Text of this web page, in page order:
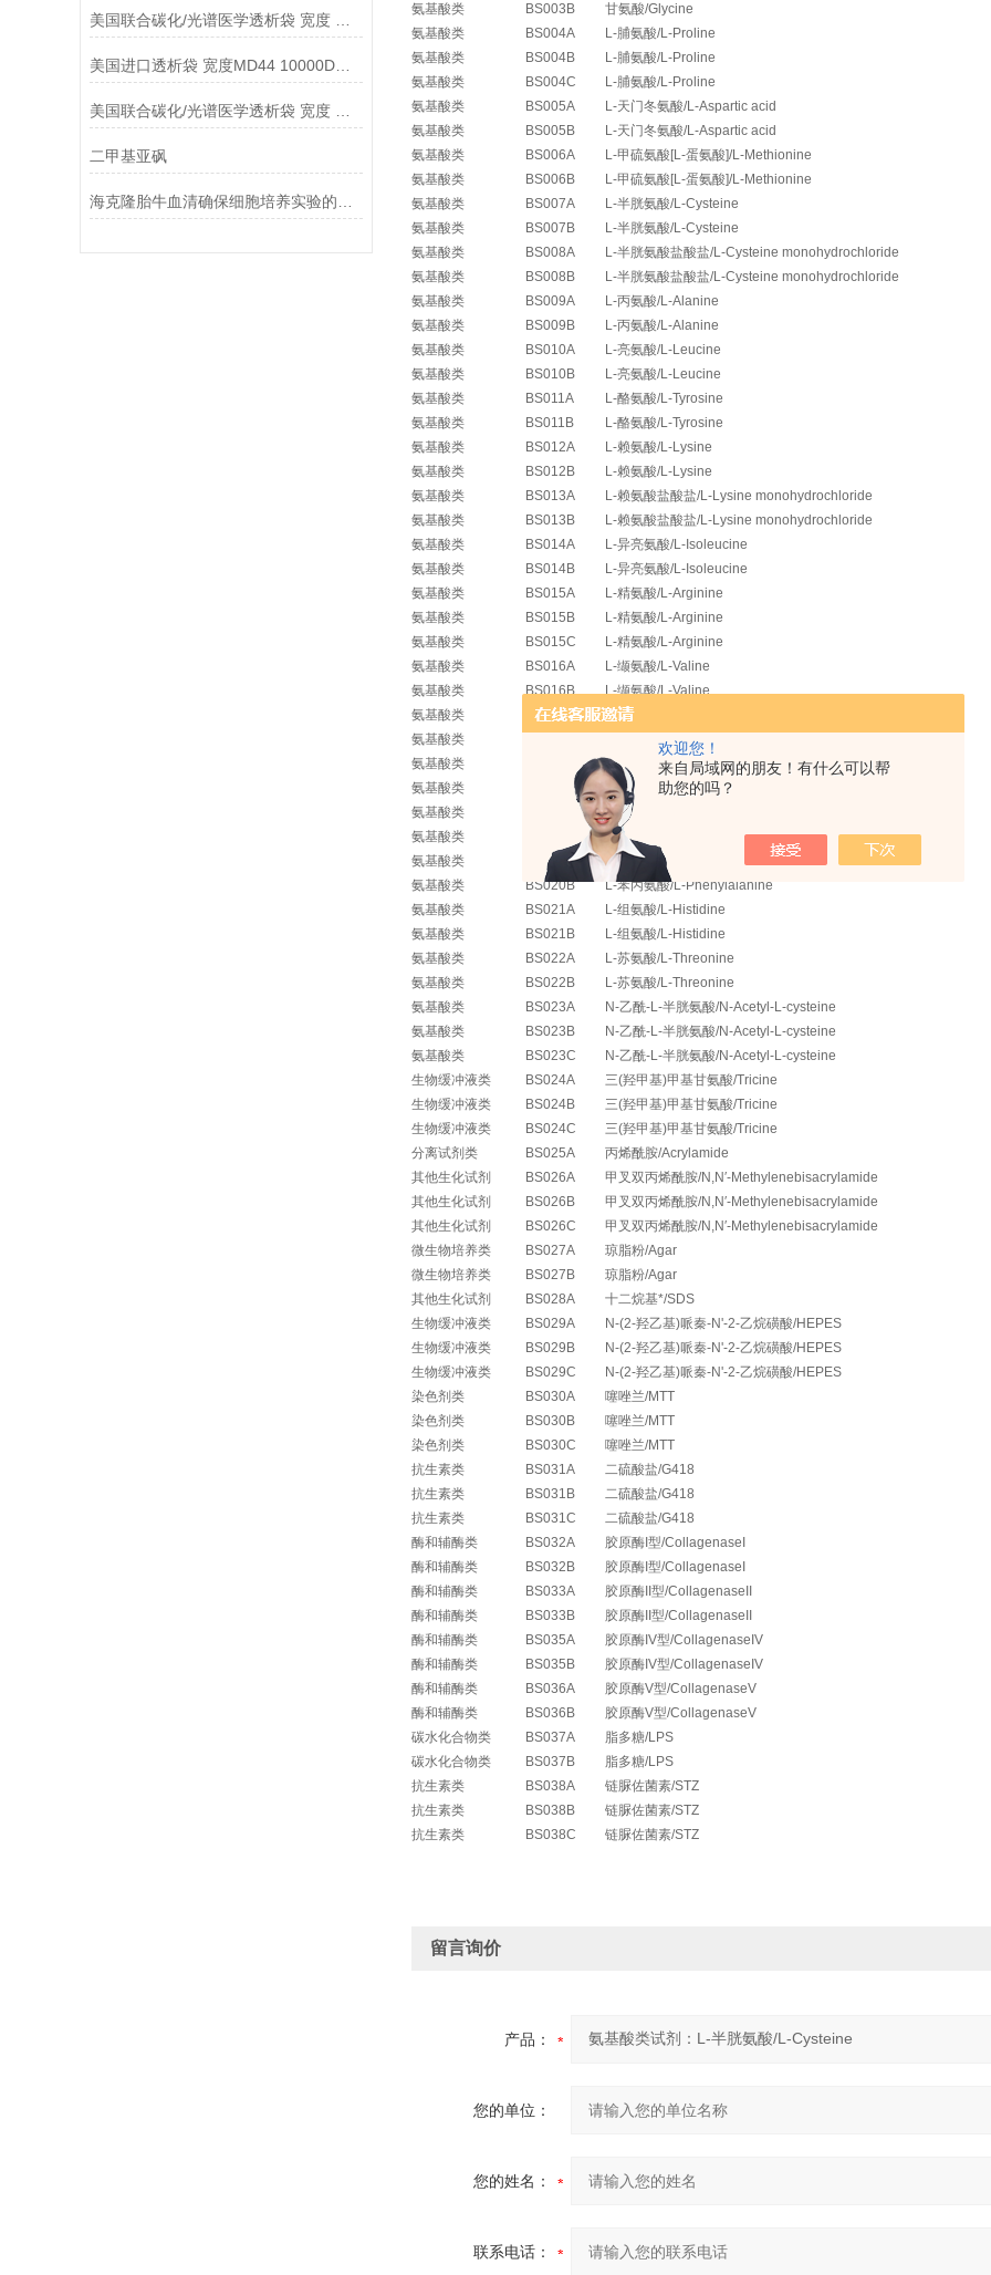
欢迎您！
来自局域网的朋友！有什么可以帮
助您的吗？
美国进口透析袋 宽度MD44 10000D分子量5.0米/卷 238元
二甲基亚砜
氨基酸类
BS003B 甘氨酸/Glycine
氨基酸类
BS004A L-脯氨酸/L-Proline
氨基酸类
BS004B L-脯氨酸/L-Proline
氨基酸类
BS004C L-脯氨酸/L-Proline
氨基酸类
BS005A L-天门冬氨酸/L-Aspartic acid
氨基酸类
BS005B L-天门冬氨酸/L-Aspartic acid
氨基酸类
BS006A L-甲硫氨酸[L-蛋氨酸]/L-Methionine
氨基酸类
BS006B L-甲硫氨酸[L-蛋氨酸]/L-Methionine
氨基酸类
BS007A L-半胱氨酸/L-Cysteine
氨基酸类
BS007B L-半胱氨酸/L-Cysteine
氨基酸类
BS008A L-半胱氨酸盐酸盐/L-Cysteine monohydrochloride
氨基酸类
BS008B L-半胱氨酸盐酸盐/L-Cysteine monohydrochloride
氨基酸类
BS009A L-丙氨酸/L-Alanine
氨基酸类
BS009B L-丙氨酸/L-Alanine
氨基酸类
BS010A L-亮氨酸/L-Leucine
氨基酸类
BS010B L-亮氨酸/L-Leucine
氨基酸类
BS011A L-酪氨酸/L-Tyrosine
氨基酸类
BS011B L-酪氨酸/L-Tyrosine
氨基酸类
BS012A L-赖氨酸/L-Lysine
氨基酸类
BS012B L-赖氨酸/L-Lysine
氨基酸类
BS013A L-赖氨酸盐酸盐/L-Lysine monohydrochloride
氨基酸类
BS013B L-赖氨酸盐酸盐/L-Lysine monohydrochloride
氨基酸类
BS014A L-异亮氨酸/L-Isoleucine
氨基酸类
BS014B L-异亮氨酸/L-Isoleucine
氨基酸类
BS015A L-精氨酸/L-Arginine
氨基酸类
BS015B L-精氨酸/L-Arginine
氨基酸类
BS015C L-精氨酸/L-Arginine
氨基酸类
BS016A L-缬氨酸/L-Valine
氨基酸类
BS016B L-缬氨酸/L-Valine
氨基酸类
BS017A L-丝氨酸/L-Serine
氨基酸类
L-丝氨酸/L-Serine
氨基酸类
L-色氨酸/L-Tryptophan
氨基酸类
BS018B L-色氨酸/L-Tryptophan
氨基酸类
L-胱氨酸/L-Cystine
氨基酸类
L-胱氨酸/L-Cystine
氨基酸类
BS020A L-苯丙氨酸/L-Phenylalanine
氨基酸类
BS020B L-苯丙氨酸/L-Phenylalanine
氨基酸类
BS021A L-组氨酸/L-Histidine
氨基酸类
BS021B L-组氨酸/L-Histidine
氨基酸类
BS022A L-苏氨酸/L-Threonine
氨基酸类
BS022B L-苏氨酸/L-Threonine
氨基酸类
BS023A N-乙酰-L-半胱氨酸/N-Acetyl-L-cysteine
氨基酸类
BS023B N-乙酰-L-半胱氨酸/N-Acetyl-L-cysteine
氨基酸类
BS023C N-乙酰-L-半胱氨酸/N-Acetyl-L-cysteine
生物缓冲液类
BS024A 三(羟甲基)甲基甘氨酸/Tricine
生物缓冲液类
BS024B 三(羟甲基)甲基甘氨酸/Tricine
生物缓冲液类
BS024C 三(羟甲基)甲基甘氨酸/Tricine
分离试剂类
BS025A 丙烯酰胺/Acrylamide
其他生化试剂
BS026A 甲叉双丙烯酰胺/N,N′-Methylenebisacrylamide
其他生化试剂
BS026B 甲叉双丙烯酰胺/N,N′-Methylenebisacrylamide
其他生化试剂
BS026C 甲叉双丙烯酰胺/N,N′-Methylenebisacrylamide
微生物培养类
BS027A 琼脂粉/Agar
微生物培养类
BS027B 琼脂粉/Agar
其他生化试剂
BS028A 十二烷基*/SDS
生物缓冲液类
BS029A N-(2-羟乙基)哌秦-N'-2-乙烷磺酸/HEPES
生物缓冲液类
BS029B N-(2-羟乙基)哌秦-N'-2-乙烷磺酸/HEPES
生物缓冲液类
BS029C N-(2-羟乙基)哌秦-N'-2-乙烷磺酸/HEPES
染色剂类
BS030A 噻唑兰/MTT
染色剂类
BS030B 噻唑兰/MTT
染色剂类
BS030C 噻唑兰/MTT
抗生素类
BS031A 二硫酸盐/G418
抗生素类
BS031B 二硫酸盐/G418
抗生素类
BS031C 二硫酸盐/G418
酶和辅酶类
BS032A 胶原酶I型/CollagenaseI
酶和辅酶类
BS032B 胶原酶I型/CollagenaseI
酶和辅酶类
BS033A 胶原酶II型/CollagenaseII
酶和辅酶类
BS033B 胶原酶II型/CollagenaseII
酶和辅酶类
BS035A 胶原酶IV型/CollagenaseIV
酶和辅酶类
BS035B 胶原酶IV型/CollagenaseIV
酶和辅酶类
BS036A 胶原酶V型/CollagenaseV
酶和辅酶类
BS036B 胶原酶V型/CollagenaseV
碳水化合物类
BS037A 脂多糖/LPS
碳水化合物类
BS037B 脂多糖/LPS
抗生素类
BS038A 链脲佐菌素/STZ
抗生素类
BS038B 链脲佐菌素/STZ
抗生素类
BS038C 链脲佐菌素/STZ
留言询价
产品：
您的单位：
您的姓名：
联系电话：